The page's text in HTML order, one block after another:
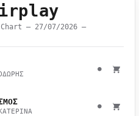
— 27/07/2026 –
●
●